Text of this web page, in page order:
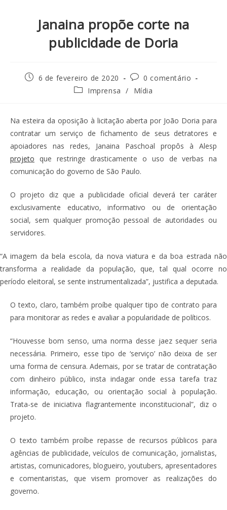
Janaina propõe corte na
publicidade de Doria
6 de fevereiro de 2020
0 comentário
Imprensa
/ Mídia
Na esteira da oposição à licitação aberta por João Doria para
contratar um serviço de fichamento de seus detratores e
apoiadores nas redes, Janaina Paschoal propôs à Alesp
projeto que restringe drasticamente o uso de verbas na
comunicação do governo de São Paulo.
O projeto diz que a publicidade oficial deverá ter caráter
exclusivamente educativo, informativo ou de orientação
social, sem qualquer promoção pessoal de autoridades ou
servidores.
“A imagem da bela escola, da nova viatura e da boa estrada não
transforma a realidade da população, que, tal qual ocorre no
período eleitoral, se sente instrumentalizada”, justifica a deputada.
O texto, claro, também proíbe qualquer tipo de contrato para
para monitorar as redes e avaliar a popularidade de políticos.
“Houvesse bom senso, uma norma desse jaez sequer seria
necessária. Primeiro, esse tipo de ‘serviço’ não deixa de ser
uma forma de censura. Ademais, por se tratar de contratação
com dinheiro público, insta indagar onde essa tarefa traz
informação, educação, ou orientação social à população.
Trata-se de iniciativa flagrantemente inconstitucional”, diz o
projeto.
O texto também proíbe repasse de recursos públicos para
agências de publicidade, veículos de comunicação, jornalistas,
artistas, comunicadores, blogueiro, youtubers, apresentadores
e comentaristas, que visem promover as realizações do
governo.